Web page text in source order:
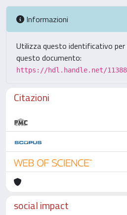
Informazioni
Utilizza questo identificativo per
questo documento:
https://hdl.handle.net/
Citazioni
social impact